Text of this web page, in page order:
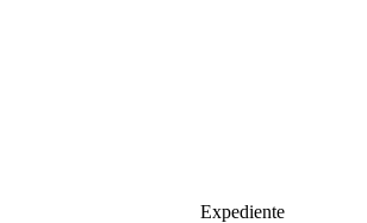
Expediente